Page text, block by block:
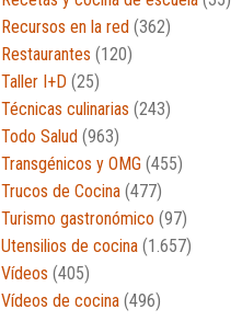
Recursos en la red (362)
Restaurantes (120)
Taller I+D (25)
Técnicas culinarias (243)
Todo Salud (963)
Transgénicos y OMG (455)
Trucos de Cocina (477)
Turismo gastronómico (97)
Utensilios de cocina (1.657)
Vídeos (405)
Vídeos de cocina (496)